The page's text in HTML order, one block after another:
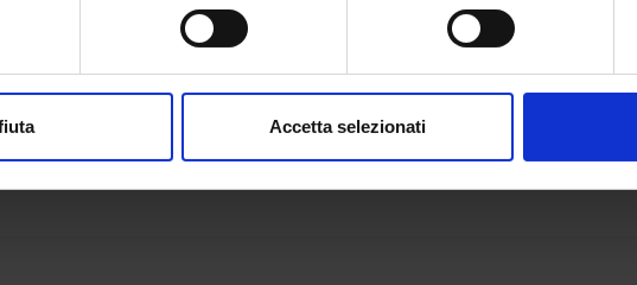
tuo consenso in qualsiasi momento dalla Dichiarazione sui cookie.
Accetta selezionati
Bioinformatica e informatica medica
Life and medical sciences